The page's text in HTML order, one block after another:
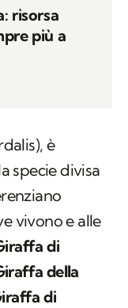
risorsa
più a
), è
specie divisa
vivono e alle
di
della
di